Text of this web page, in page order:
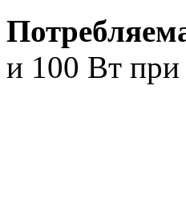
и 100 Вт